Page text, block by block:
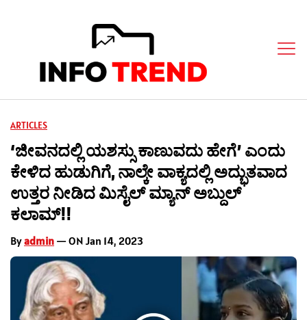
ARTICLES
‘ಜೀವನದಲ್ಲಿ ಯಶಸ್ಸು ಕಾಣುವದು ಹೇಗೆ’ ಎಂದು
ಕೇಳಿದ ಹುಡುಗಿಗೆ, ನಾಲ್ಕೇ ವಾಕ್ಯದಲ್ಲಿ ಅದ್ಭುತವಾದ
ಉತ್ತರ ನೀಡಿದ ಮಿಸೈಲ್ ಮ್ಯಾನ್ ಅಬ್ದುಲ್
ಕಲಾಮ್!!
Byadmin — ON Jan 14, 2023